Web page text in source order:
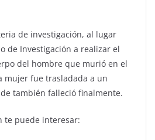
de investigación, al lugar
de Investigación a realizar el
del hombre que murió en el
mujer fue trasladada a un
también falleció finalmente.
te puede interesar: